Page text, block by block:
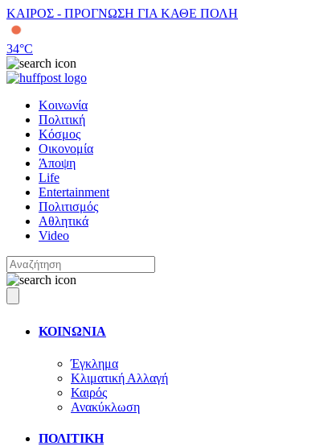
ΚΑΙΡΟΣ - ΠΡΟΓΝΩΣΗ ΓΙΑ ΚΑΘΕ ΠΟΛΗ
34°C
Κοινωνία
Πολιτική
Κόσμος
Οικονομία
Άποψη
Life
Entertainment
Πολιτισμός
Αθλητικά
Video
ΚΟΙΝΩΝΙΑ
Έγκλημα
Κλιματική Αλλαγή
Καιρός
Ανακύκλωση
ΠΟΛΙΤΙΚΗ